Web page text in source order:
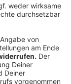
sollten
in
Im
dafür
nicht erst zu